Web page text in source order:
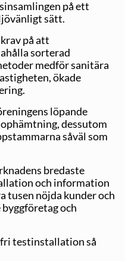
på ett
sätt.
på att
sorterad
medför sanitära
ökade
löpande
dessutom
såväl som
bredaste
och information
tusen nöjda kunder och
och
testinstallation så